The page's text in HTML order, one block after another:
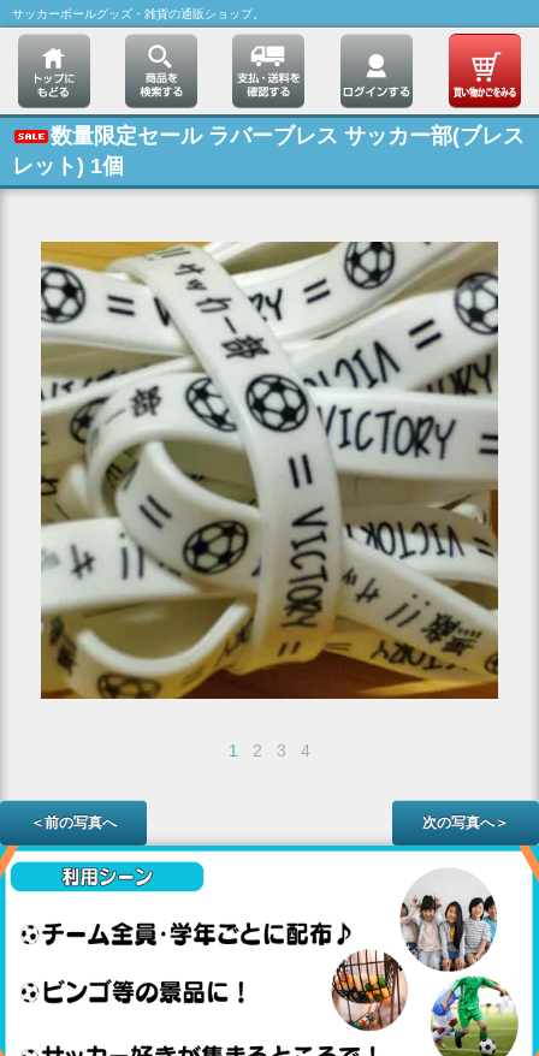
サッカーボールグッズ・雑貨の通販ショップ。
数量限定セール ラバーブレス サッカー部(ブレス
レット) 1個
1 2 3 4
＜前の写真へ 次の写真へ＞